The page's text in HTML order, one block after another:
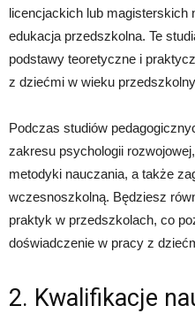
licencjackich lub magisterskich
edukacja przedszkolna. Te
podstawy teoretyczne i
z dziećmi w wieku
Podczas studiów
zakresu psychologii
metodyki nauczania, a także
wczesnoszkolną. Będziesz
praktyk w przedszkolach, co
doświadczenie w pracy z
2. Kwalifikacje